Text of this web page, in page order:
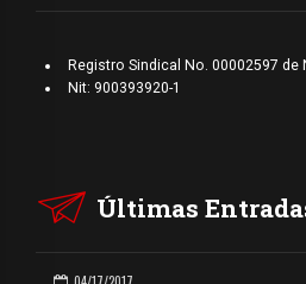
Registro Sindical No. 00002597 de
Nit: 900393920-1
Últimas